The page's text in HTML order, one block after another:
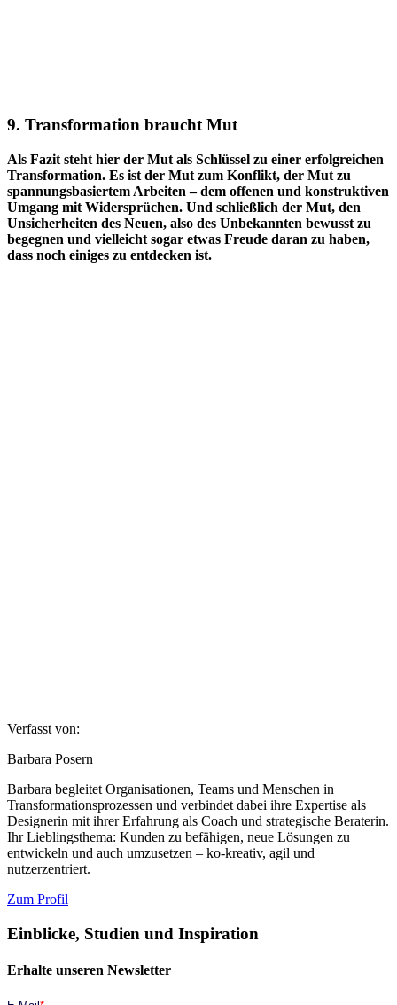
9. Transformation braucht Mut
Als Fazit steht hier der Mut als Schlüssel zu einer erfolgreichen
Transformation. Es ist der Mut zum Konflikt, der Mut zu
spannungsbasiertem Arbeiten – dem offenen und konstruktiven
Umgang mit Widersprüchen. Und schließlich der Mut, den
Unsicherheiten des Neuen, also des Unbekannten bewusst zu
begegnen und vielleicht sogar etwas Freude daran zu haben,
dass noch einiges zu entdecken ist.
Verfasst von:
Barbara Posern
Barbara begleitet Organisationen, Teams und Menschen in
Transformationsprozessen und verbindet dabei ihre Expertise als
Designerin mit ihrer Erfahrung als Coach und strategische Beraterin.
Ihr Lieblingsthema: Kunden zu befähigen, neue Lösungen zu
entwickeln und auch umzusetzen – ko-kreativ, agil und
nutzerzentriert.
Zum Profil
Einblicke, Studien und Inspiration
Erhalte unseren Newsletter